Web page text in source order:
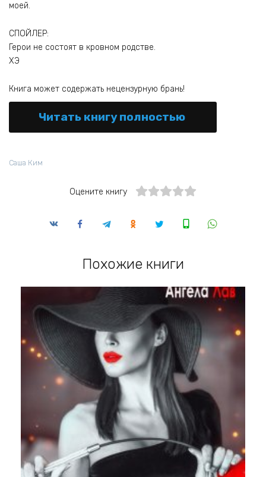
моей.
СПОЙЛЕР:
Герои не состоят в кровном родстве.
ХЭ
Книга может содержать нецензурную брань!
Читать книгу полностью
Саша Ким
Оцените книгу
Похожие книги